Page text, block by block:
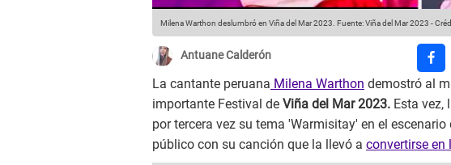
Milena Warthon deslumbró en Viña del Mar 2023. Fuente: Viña del Mar 2023 -
Antuane Calderón
La cantante peruana Milena Warthon demostró al
importante Festival de Viña del Mar 2023. Esta vez,
por tercera vez su tema 'Warmisitay' en el
público con su canción que la llevó a convertirse en